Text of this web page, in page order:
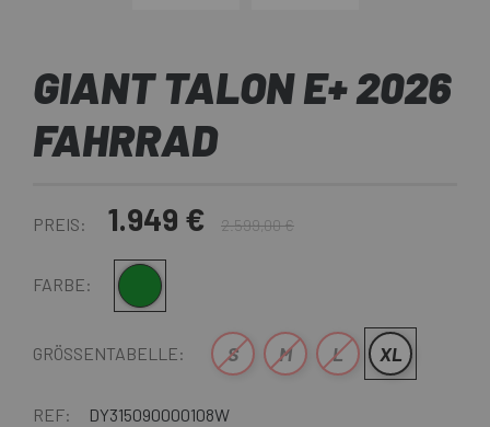
GIANT TALON E+ 2026
FAHRRAD
PREIS: 1.949 € 2.599,00 €
FARBE: Dunkelgrün
GRÖSSENTABELLE: S M L XL
REF: DY315090000108W